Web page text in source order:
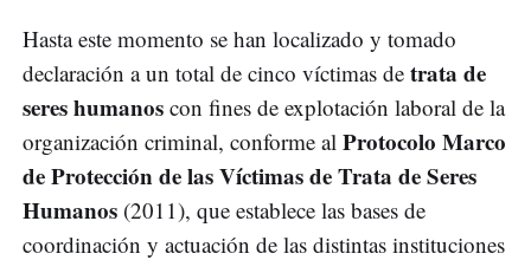
Hasta este momento se han localizado y tomado
declaración a un total de cinco víctimas de trata de
seres humanos con fines de explotación laboral de la
organización criminal, conforme al Protocolo Marco
de Protección de las Víctimas de Trata de Seres
Humanos (2011), que establece las bases de
coordinación y actuación de las distintas instituciones